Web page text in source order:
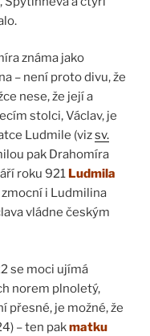
známa jako
– není proto divu, že
nese, že její a
stolci, Václav, je
Ludmile (vizsv.
pak Drahomíra
roku 921 Ludmila
i Ludmilina
vládne českým
se moci ujímá
norem plnoletý,
přesné, je možné, že
– ten pakmatku